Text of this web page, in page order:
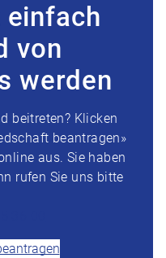
von
werden
beitreten? Klicken
beantragen»
aus. Sie haben
rufen Sie uns bitte